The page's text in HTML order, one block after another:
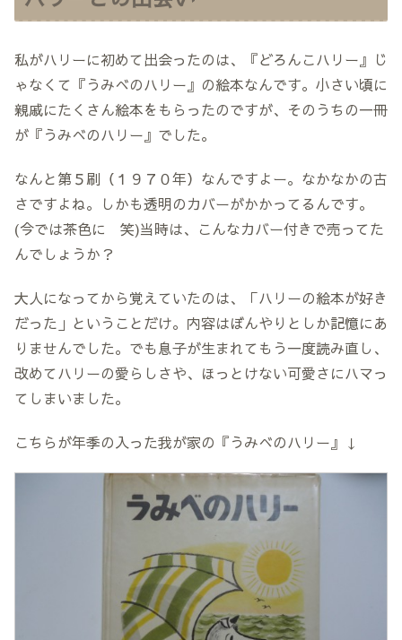
私がハリーに初めて出会ったのは、『どろんこハリー』じ
ゃなくて『うみべのハリー』の絵本なんです。小さい頃に
親戚にたくさん絵本をもらったのですが、そのうちの一冊
が『うみべのハリー』でした。
なんと第５刷（１９７０年）なんですよー。なかなかの古
さですよね。しかも透明のカバーがかかってるんです。
(今では茶色に 笑)当時は、こんなカバー付きで売ってた
んでしょうか？
大人になってから覚えていたのは、「ハリーの絵本が好き
だった」ということだけ。内容はぼんやりとしか記憶にあ
りませんでした。でも息子が生まれてもう一度読み直し、
改めてハリーの愛らしさや、ほっとけない可愛さにハマっ
てしまいました。
こちらが年季の入った我が家の『うみべのハリー』↓